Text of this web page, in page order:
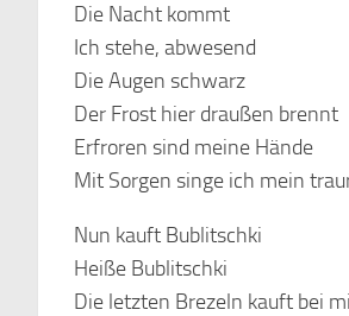
Die Nacht kommt
Ich stehe, abwesend
Die Augen schwarz
Der Frost hier draußen brennt
Erfroren sind meine Hände
Mit Sorgen singe ich mein
Nun kauft Bublitschki
Heiße Bublitschki
Die letzten Brezeln kauft bei